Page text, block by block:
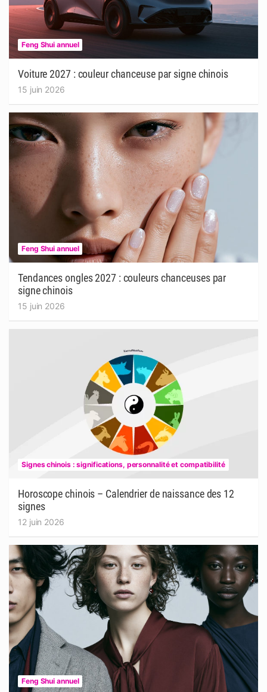
Feng Shui annuel
Voiture 2027 : couleur chanceuse par signe chinois
15 juin 2026
Feng Shui annuel
Tendances ongles 2027 : couleurs chanceuses par
signe chinois
15 juin 2026
Signes chinois : significations, personnalité et compatibilité
Horoscope chinois – Calendrier de naissance des 12
signes
12 juin 2026
Feng Shui annuel